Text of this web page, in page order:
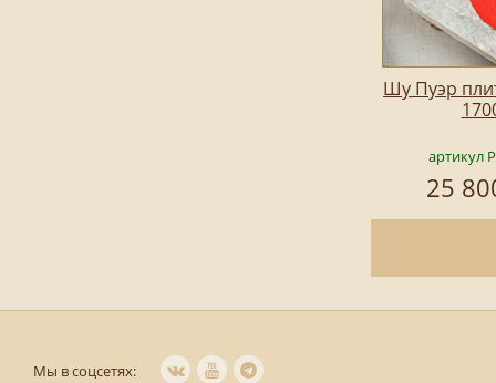
Шу Пуэр
артикул
25
Мы в соцсетях: